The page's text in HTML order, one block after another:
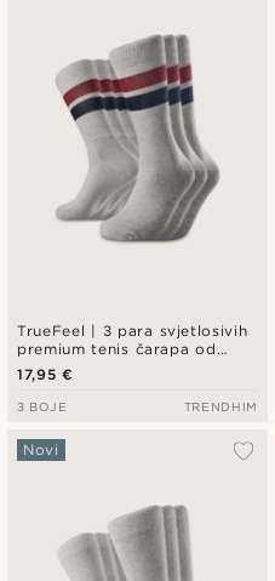
TrueFeel | 3 para svjetlosivih
premium tenis čarapa od
pamuka – crveni i plavi
prugasti detalj
17,95 €
3 BOJE TRENDHIM
Novi